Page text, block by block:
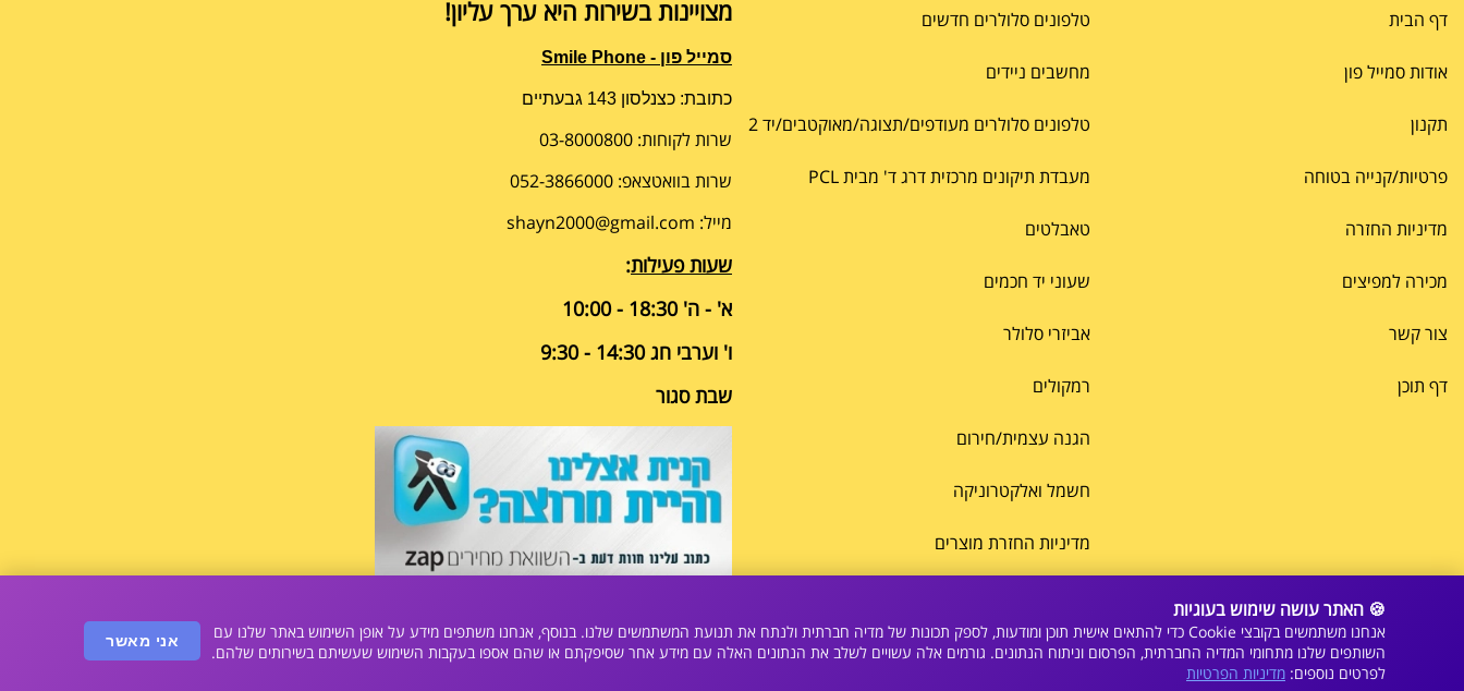
🍪 האתר עושה שימוש בעוגיות
אנחנו משתמשים בקובצי Cookie כדי להתאים אישית תוכן ומודעות, לספק תכונות של מדיה חברתית ולנתח את תנועת המשתמשים שלנו. בנוסף, אנחנו משתפים מידע על אופן השימוש באתר שלנו עם
השותפים שלנו מתחומי המדיה החברתית, הפרסום וניתוח הנתונים. גורמים אלה עשויים לשלב את הנתונים האלה עם מידע אחר שסיפקתם או שהם אספו בעקבות השימוש שעשיתם בשירותים שלהם.
לפרטים נוספים: מדיניות הפרטיות
אני מאשר
דף הבית
אודות סמייל פון
תקנון
פרטיות/קנייה בטוחה
מדיניות החזרה
מכירה למפיצים
צור קשר
דף תוכן
טלפונים סלולרים חדשים
מחשבים ניידים
טלפונים סלולרים מעודפים/תצוגה/מאוקטבים/יד 2
מעבדת תיקונים מרכזית דרג ד' מבית PCL
טאבלטים
שעוני יד חכמים
אביזרי סלולר
רמקולים
הגנה עצמית/חירום
חשמל ואלקטרוניקה
מדיניות החזרת מוצרים
מצויינות בשירות היא ערך עליון!
סמייל פון - Smile Phone
כתובת: כצנלסון 143 גבעתיים
שרות לקוחות: 03-8000800
שרות בוואטצאפ: 052-3866000
מייל: shayn2000@gmail.com
שעות פעילות:
א' - ה' 18:30 - 10:00
ו' וערבי חג 14:30 - 9:30
שבת סגור